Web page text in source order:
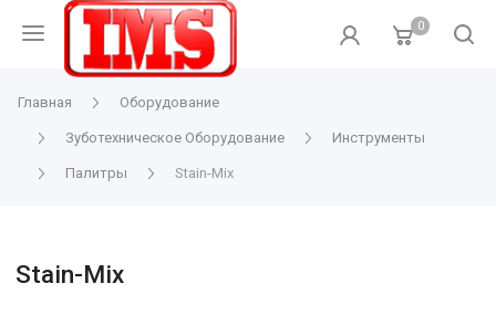
0
Главная Оборудование
Зуботехническое Оборудование Инструменты
Палитры Stain-Mix
Stain-Mix